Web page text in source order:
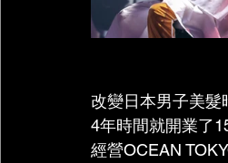
改變日本男子美髮
4年時間就開業了
經營OCEAN